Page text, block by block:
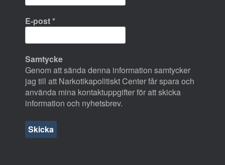
E-post*
Samtycke
Genom att sända denna information samtycker
jag till att Narkotikapolitiskt Center får spara och
använda mina kontaktuppgifter för att skicka
information och nyhetsbrev.